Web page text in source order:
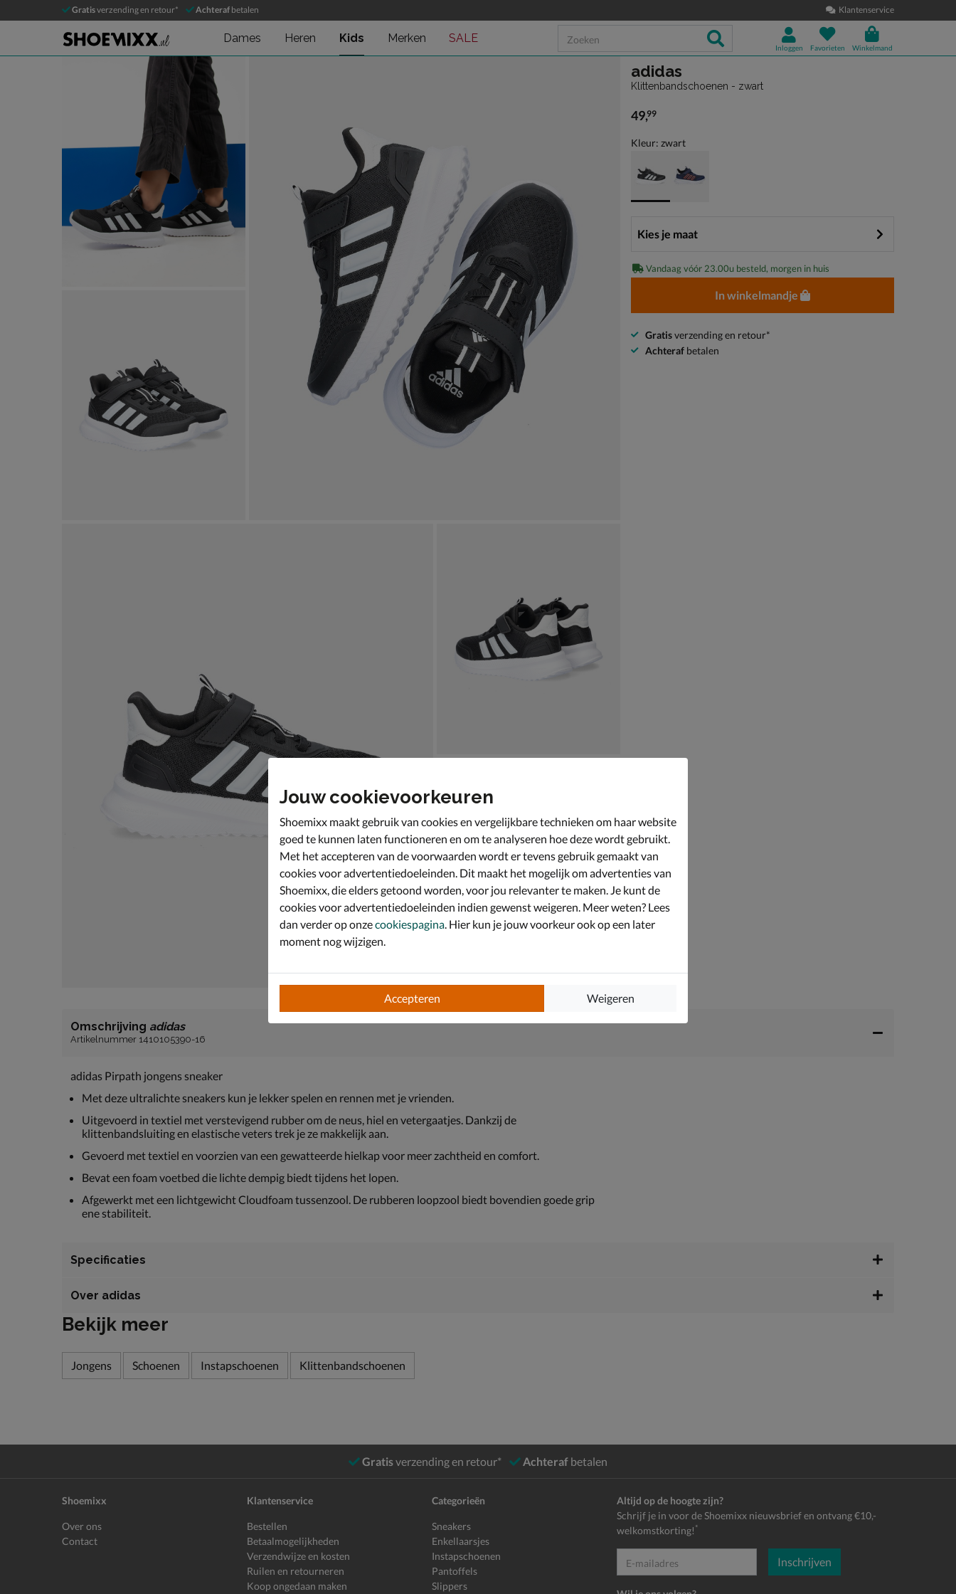
Gratisverzending en retour* Achteraf betalen Klantenservice
Dames Heren Kids Merken SALE
Inloggen Favorieten Winkelmand
adidas
Klittenbandschoenen
Product media galerij adidas
Klittenbandschoenen - zwart
€ 49,99
49,99
Kleur: zwart
Kies je maat
Vandaag vóór 23.00u besteld, morgen in huis
In winkelmandje
Gratisverzending en retour*
Achteraf betalen
Omschrijving adidas
Artikelnummer 1410105390-16
adidas Pirpath jongens sneaker
Met deze ultralichte sneakers kun je lekker spelen en rennen met je vrienden.
Uitgevoerd in textiel met verstevigend rubber om de neus, hiel en vetergaatjes. Dankzij de
klittenbandsluiting en elastische veters trek je ze makkelijk aan.
Gevoerd met textiel en voorzien van een gewatteerde hielkap voor meer zachtheid en comfort.
Bevat een foam voetbed die lichte dempig biedt tijdens het lopen.
Afgewerkt met een lichtgewicht Cloudfoam tussenzool. De rubberen loopzool biedt bovendien goede grip
ene stabiliteit.
Specificaties
Over adidas
Bekijk meer
Jongens Schoenen Instapschoenen Klittenbandschoenen
Gratisverzending en retour* Achteraf betalen
Shoemixx
Over ons
Contact
Klantenservice
Bestellen
Betaalmogelijkheden
Verzendwijze en kosten
Ruilen en retourneren
Koop ongedaan maken
Categorieën
Sneakers
Enkellaarsjes
Instapschoenen
Pantoffels
Slippers
Altijd op de hoogte zijn?
Schrijf je in voor de Shoemixx nieuwsbrief en ontvang €10,-
welkomstkorting! *
E-mailadres Inschrijven
Jouw cookievoorkeuren
Shoemixx maakt gebruik van cookies en vergelijkbare technieken om haar website
goed te kunnen laten functioneren en om te analyseren hoe deze wordt gebruikt.
Met het accepteren van de voorwaarden wordt er tevens gebruik gemaakt van
cookies voor advertentiedoeleinden. Dit maakt het mogelijk om advertenties van
Shoemixx, die elders getoond worden, voor jou relevanter te maken. Je kunt de
cookies voor advertentiedoeleinden indien gewenst weigeren. Meer weten? Lees
dan verder op onzecookiespagina. Hier kun je jouw voorkeur ook op een later
moment nog wijzigen.
Accepteren Weigeren